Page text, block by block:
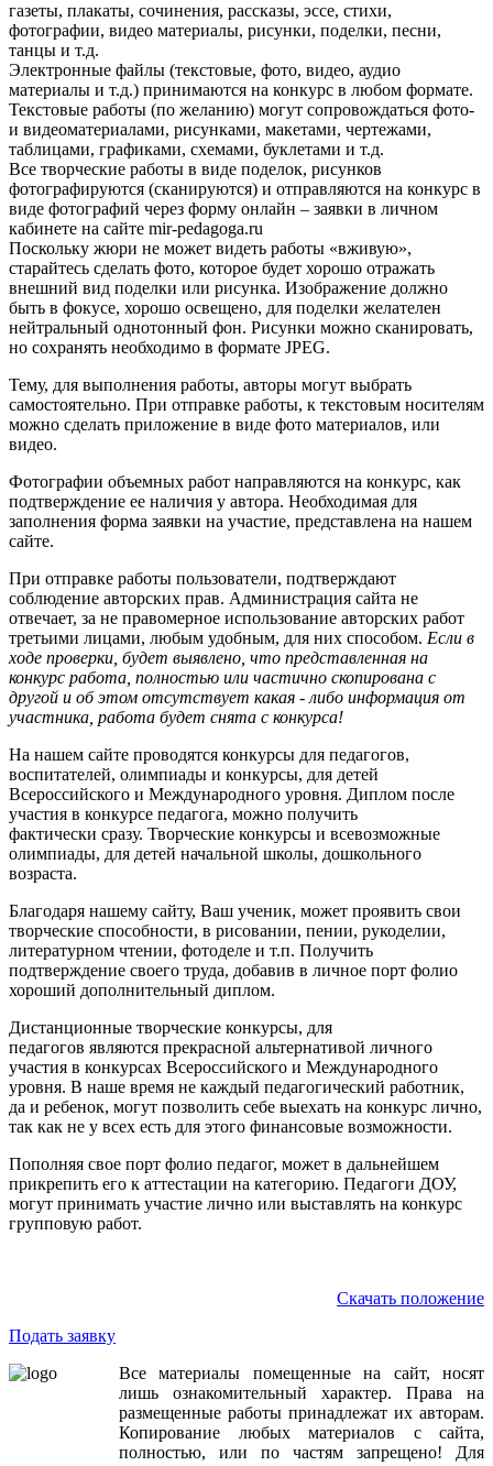
газеты, плакаты, сочинения, рассказы, эссе, стихи,
фотографии, видео материалы, рисунки, поделки, песни,
танцы и т.д.
Электронные файлы (текстовые, фото, видео, аудио
материалы и т.д.) принимаются на конкурс в любом формате.
Текстовые работы (по желанию) могут сопровождаться фото-
и видеоматериалами, рисунками, макетами, чертежами,
таблицами, графиками, схемами, буклетами и т.д.
Все творческие работы в виде поделок, рисунков
фотографируются (сканируются) и отправляются на конкурс в
виде фотографий через форму онлайн – заявки в личном
кабинете на сайте mir-pedagoga.ru
Поскольку жюри не может видеть работы «вживую»,
старайтесь сделать фото, которое будет хорошо отражать
внешний вид поделки или рисунка. Изображение должно
быть в фокусе, хорошо освещено, для поделки желателен
нейтральный однотонный фон. Рисунки можно сканировать,
но сохранять необходимо в формате JPEG.
Тему, для выполнения работы, авторы могут выбрать
самостоятельно. При отправке работы, к текстовым носителям
можно сделать приложение в виде фото материалов, или
видео.
Фотографии объемных работ направляются на конкурс, как
подтверждение ее наличия у автора. Необходимая для
заполнения форма заявки на участие, представлена на нашем
сайте.
При отправке работы пользователи, подтверждают
соблюдение авторских прав. Администрация сайта не
отвечает, за не правомерное использование авторских работ
третьими лицами, любым удобным, для них способом. Если в
ходе проверки, будет выявлено, что представленная на
конкурс работа, полностью или частично скопирована с
другой и об этом отсутствует какая - либо информация от
участника, работа будет снята с конкурса!
На нашем сайте проводятся конкурсы для педагогов,
воспитателей, олимпиады и конкурсы, для детей
Всероссийского и Международного уровня. Диплом после
участия в конкурсе педагога, можно получить
фактически сразу. Творческие конкурсы и всевозможные
олимпиады, для детей начальной школы, дошкольного
возраста.
Благодаря нашему сайту, Ваш ученик, может проявить свои
творческие способности, в рисовании, пении, рукоделии,
литературном чтении, фотоделе и т.п. Получить
подтверждение своего труда, добавив в личное порт фолио
хороший дополнительный диплом.
Дистанционные творческие конкурсы, для
педагогов являются прекрасной альтернативой личного
участия в конкурсах Всероссийского и Международного
уровня. В наше время не каждый педагогический работник,
да и ребенок, могут позволить себе выехать на конкурс лично,
так как не у всех есть для этого финансовые возможности.
Пополняя свое порт фолио педагог, может в дальнейшем
прикрепить его к аттестации на категорию. Педагоги ДОУ,
могут принимать участие лично или выставлять на конкурс
групповую работ.
Скачать положение
Подать заявку
Все
материалы помещенные на сайт,носят
лишь
ознакомительный характер. Права
на
размещенные работы принадлежат их авторам.
Копирование
любых материалов с сайта,
полностью, или по частям запрещено! Для